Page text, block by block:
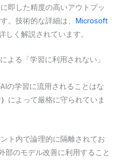
即した精度の高いアウトプッ
。技術的な詳細は、 Microsoft
しく解説されています。
よる「学習に利用されない」
の学習に流用されることはな
によって厳格に守られていま
ト内で論理的に隔離されてお
部のモデル改善に利用すること